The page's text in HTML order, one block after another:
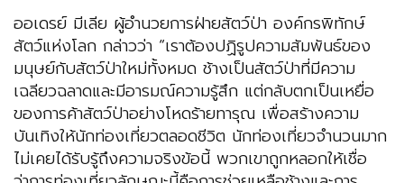
ออเดรย์ มีเลีย ผู้อำนวยการฝ่ายสัตว์ป่า องค์กรพิทักษ์
สัตว์แห่งโลก กล่าวว่า “เราต้องปฏิรูปความสัมพันธ์ของ
มนุษย์กับสัตว์ป่าใหม่ทั้งหมด ช้างเป็นสัตว์ป่าที่มีความ
เฉลียวฉลาดและมีอารมณ์ความรู้สึก แต่กลับตกเป็นเหยื่อ
ของการค้าสัตว์ป่าอย่างโหดร้ายทารุณ เพื่อสร้างความ
บันเทิงให้นักท่องเที่ยวตลอดชีวิต นักท่องเที่ยวจำนวนมาก
ไม่เคยได้รับรู้ถึงความจริงข้อนี้ พวกเขาถูกหลอกให้เชื่อ